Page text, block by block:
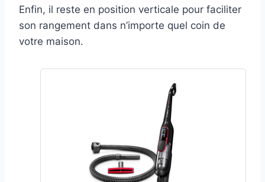
Enfin, il reste en position verticale pour faciliter
son rangement dans n’importe quel coin de
votre maison.